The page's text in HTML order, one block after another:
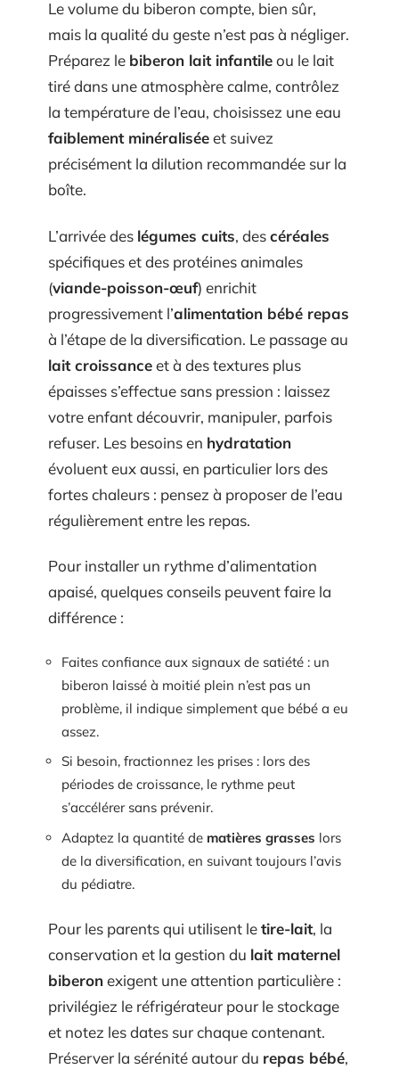
Le volume du biberon compte, bien sûr,
mais la qualité du geste n’est pas à négliger.
Préparez le biberon lait infantileou le lait
tiré dans une atmosphère calme, contrôlez
la température de l’eau, choisissez une eau
faiblement minéraliséeet suivez
précisément la dilution recommandée sur la
boîte.
L’arrivée des légumes cuits, descéréales
spécifiques et des protéines animales
(viande-poisson-œuf) enrichit
progressivement l’alimentation bébé repas
à l’étape de la diversification. Le passage au
lait croissanceet à des textures plus
épaisses s’effectue sans pression : laissez
votre enfant découvrir, manipuler, parfois
refuser. Les besoins en hydratation
évoluent eux aussi, en particulier lors des
fortes chaleurs : pensez à proposer de l’eau
régulièrement entre les repas.
Pour installer un rythme d’alimentation
apaisé, quelques conseils peuvent faire la
différence :
Faites confiance aux signaux de satiété : un
biberon laissé à moitié plein n’est pas un
problème, il indique simplement que bébé a eu
assez.
Si besoin, fractionnez les prises : lors des
périodes de croissance, le rythme peut
s’accélérer sans prévenir.
Adaptez la quantité de matières grasses lors
de la diversification, en suivant toujours l’avis
du pédiatre.
Pour les parents qui utilisent letire-lait, la
conservation et la gestion du lait maternel
biberonexigent une attention particulière :
privilégiez le réfrigérateur pour le stockage
et notez les dates sur chaque contenant.
Préserver la sérénité autour du repas bébé,